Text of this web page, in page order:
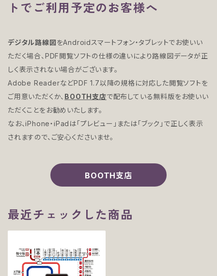
トでご利用予定のお客様へ
デジタル路線図をAndroidスマートフォン・タブレットでお使いい
ただく場合、PDF閲覧ソフトの仕様の違いにより路線図データが正
しく表示されない場合がございます。
Adobe ReaderなどPDF 1.7以降の規格に対応した閲覧ソフトを
ご用意いただくか、 BOOTH支店で配布している無料版をお使いい
ただくことをお勧めいたします。
なお、iPhone・iPadは「プレビュー」または「ブック」で正しく表示
されますので、ご安心くださいませ。
BOOTH支店
最近チェックした商品